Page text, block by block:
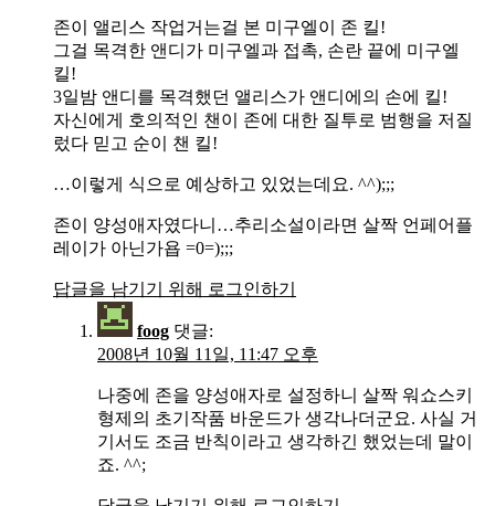
존이 앨리스 작업거는걸 본 미구엘이 존 킬!
그걸 목격한 앤디가 미구엘과 접촉, 손란 끝에 미구엘
킬!
3일밤 앤디를 목격했던 앨리스가 앤디에의 손에 킬!
자신에게 호의적인 챈이 존에 대한 질투로 범행을 저질
렀다 믿고 순이 챈 킬!
…이렇게 식으로 예상하고 있었는데요. ^^);;;
존이 양성애자였다니…추리소설이라면 살짝 언페어플
레이가 아닌가욥 =0=);;;
답글을 남기기 위해 로그인하기
foog 댓글:
2008년 10월 11일, 11:47 오후
나중에 존을 양성애자로 설정하니 살짝 워쇼스키
형제의 초기작품 바운드가 생각나더군요. 사실 거
기서도 조금 반칙이라고 생각하긴 했었는데 말이
죠. ^^;